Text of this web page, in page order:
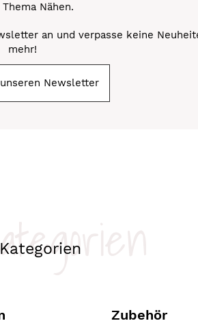
Thema Nähen.
an und verpasse keine
mehr!
Newsletter
Zubehör